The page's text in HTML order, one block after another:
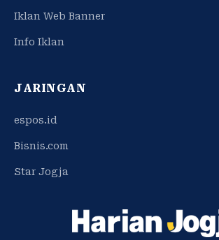
Iklan Web Banner
Info Iklan
JARINGAN
espos.id
Bisnis.com
Star Jogja